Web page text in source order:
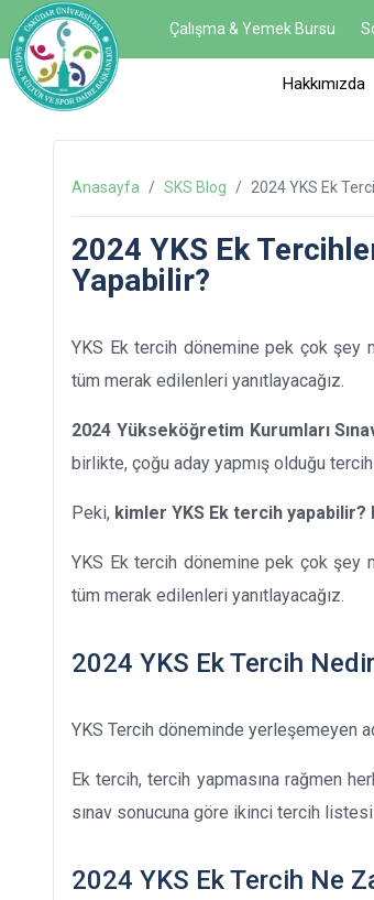
Çalışma & Yemek Bursu
Hakkımızda
Anasayfa / SKS Blog / 2024 YKS Ek
2024 YKS Ek
Yapabilir?
YKS Ek tercih dönemine pek çok
tüm merak edilenleri yanıtlayacağız.
2024 Yükseköğretim Kurumları
birlikte, çoğu aday yapmış olduğu
Peki, kimler YKS Ek tercih yapabilir?
YKS Ek tercih dönemine pek çok
tüm merak edilenleri yanıtlayacağız.
2024 YKS Ek Tercih
YKS Tercih döneminde yerleşemeyen
Ek tercih, tercih yapmasına rağmen
sınav sonucuna göre ikinci tercih
2024 YKS Ek Tercih Ne